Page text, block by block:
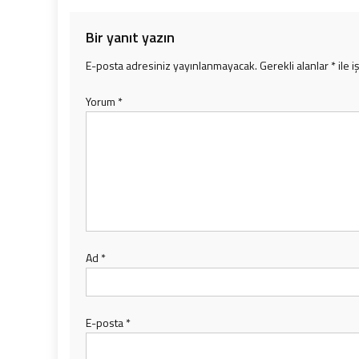
Bir yanıt yazın
E-posta adresiniz yayınlanmayacak.Gerekli alanlar*ile
Yorum *
Ad *
E-posta*